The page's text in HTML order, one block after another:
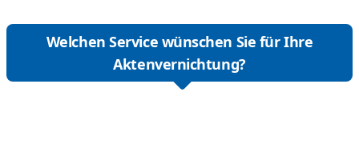
Welchen Service wünschen Sie für Ihre
Aktenvernichtung?